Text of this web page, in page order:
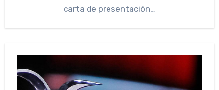
carta de presentación…